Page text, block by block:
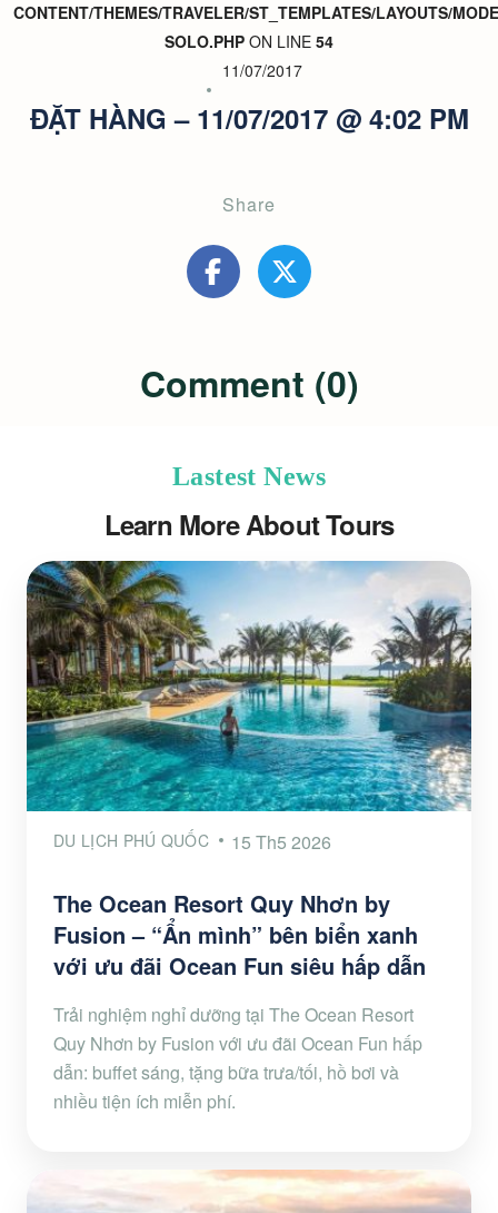
CONTENT/THEMES/TRAVELER/ST_TEMPLATES/LAYOUTS/
SOLO.PHP ON LINE 54
11/07/2017
ĐẶT HÀNG – 11/07/2017 @ 4:02 PM
Share
Comment (0)
Lastest News
Learn More About Tours
DU LỊCH PHÚ QUỐC 15 Th5 2026
The Ocean Resort Quy Nhơn by
Fusion – “Ẩn mình” bên biển xanh
với ưu đãi Ocean Fun siêu hấp dẫn
Trải nghiệm nghỉ dưỡng tại The Ocean Resort
Quy Nhơn by Fusion với ưu đãi Ocean Fun hấp
dẫn: buffet sáng, tặng bữa trưa/tối, hồ bơi và
nhiều tiện ích miễn phí.